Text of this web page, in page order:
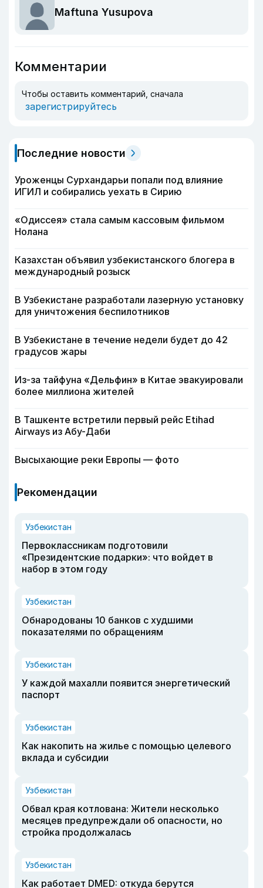
Maftuna Yusupova
Комментарии
Чтобы оставить комментарий, сначала
зарегистрируйтесь
Последние новости
Уроженцы Сурхандарьи попали под влияние
ИГИЛ и собирались уехать в Сирию
«Одиссея» стала самым кассовым фильмом
Нолана
Казахстан объявил узбекистанского блогера в
международный розыск
В Узбекистане разработали лазерную установку
для уничтожения беспилотников
В Узбекистане в течение недели будет до 42
градусов жары
Из-за тайфуна «Дельфин» в Китае эвакуировали
более миллиона жителей
В Ташкенте встретили первый рейс Etihad
Airways из Абу-Даби
Высыхающие реки Европы — фото
Рекомендации
Узбекистан
Первоклассникам подготовили
«Президентские подарки»: что войдет в
набор в этом году
Узбекистан
Обнародованы 10 банков с худшими
показателями по обращениям
Узбекистан
У каждой махалли появится энергетический
паспорт
Узбекистан
Как накопить на жилье с помощью целевого
вклада и субсидии
Узбекистан
Обвал края котлована: Жители несколько
месяцев предупреждали об опасности, но
стройка продолжалась
Узбекистан
Как работает DMED: откуда берутся